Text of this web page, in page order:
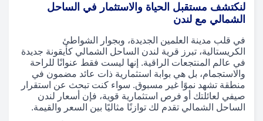
لنكتشف مستقبل الحياة والاستثمار في الساحل
الشمالي مع لندن
في قلب مدينة العلمين الجديدة، وبجوار الشواطئ
الكريستالية، تبرز قرية لندن الساحل الشمالي كأيقونة جديدة
في عالم المنتجعات الراقية. إنها ليست فقط عنوانًا للراحة
والاستجمام، بل هي بوابة استثمارية ذات عائد مضمون في
منطقة تشهد نموًا غير مسبوق. سواء كنت تبحث عن استقرار
صيفي لعائلتك أو فرص استثمارية قوية، فإن أسعار لندن
الساحل الشمالي تقدم لك توازنًا مثاليًا بين السعر والقيمة.